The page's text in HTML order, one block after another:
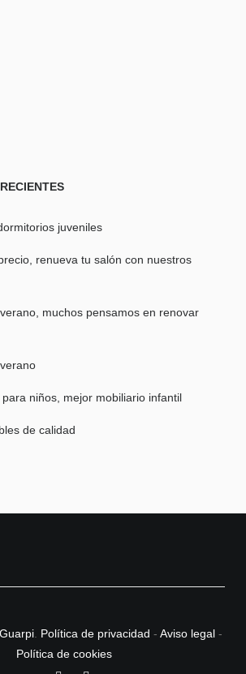
RECIENTES
juveniles
renueva tu salón con nuestros
muchos pensamos en renovar
niños, mejor mobiliario infantil
de calidad
Guarpi. Política de privacidad - Aviso legal -
Política de cookies